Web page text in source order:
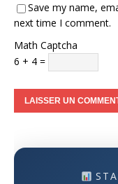
Save my name,
next time I comment.
Math Captcha
6 + 4 =